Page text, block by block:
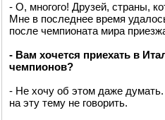
- О, многого! Друзей, страны,
Мне в последнее время
после чемпионата мира
- Вам хочется приехать в
чемпионов?
- Не хочу об этом даже
на эту тему не говорить.